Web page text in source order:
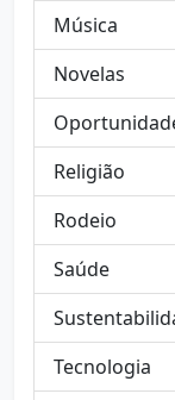
Música
Novelas
Religião
Rodeio
Saúde
Tecnologia